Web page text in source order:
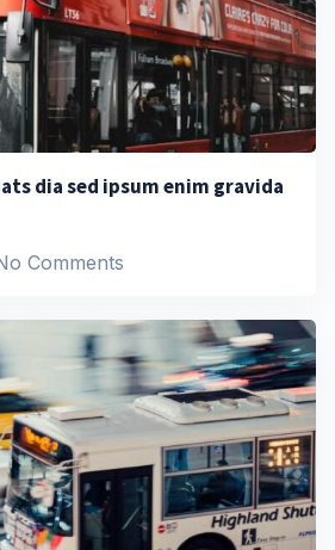
dia sed ipsum enim gravida
Comments